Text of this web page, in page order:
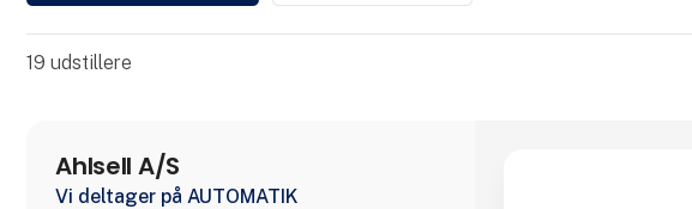
19 udstillere
Ahlsell A/S
Vi deltager på AUTOMATIK